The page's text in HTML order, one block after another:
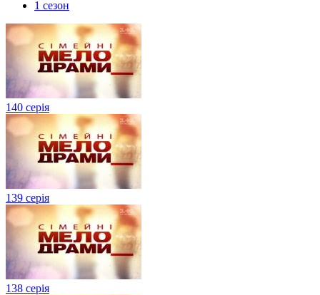
1 сезон
140 серія
139 серія
138 серія